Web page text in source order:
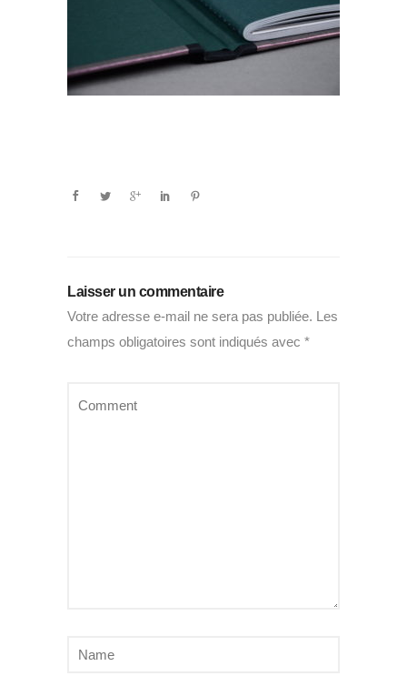
Laisser un commentaire
Votre adresse e-mail ne sera pas publiée. Les
champs obligatoires sont indiqués avec *